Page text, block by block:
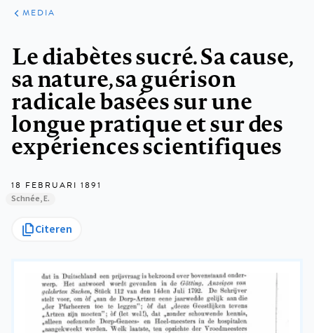
ARTIKELEN
VARIA
MEDIA
Le diabètes sucré. Sa cause,
sa nature, sa guérison
radicale basées sur une
longue pratique et sur des
expériences scientifiques
18 FEBRUARI 1891
Schnée, E.
Citeren